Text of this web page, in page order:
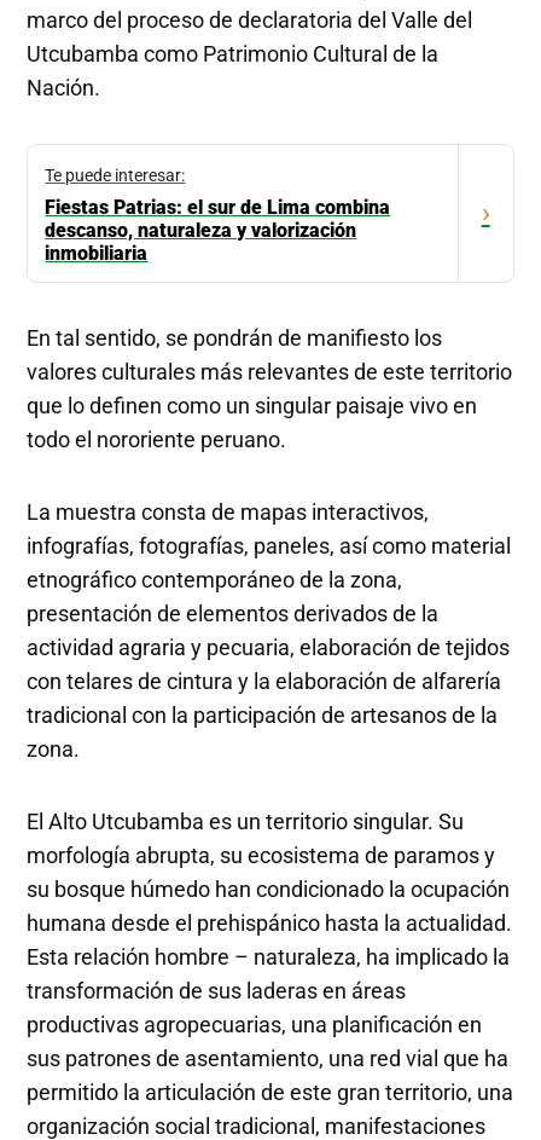
marco del proceso de declaratoria del Valle del
Utcubamba como Patrimonio Cultural de la
Nación.
Te puede interesar:
Fiestas Patrias: el sur de Lima combina
descanso, naturaleza y valorización
inmobiliaria
›
En tal sentido, se pondrán de manifiesto los
valores culturales más relevantes de este territorio
que lo definen como un singular paisaje vivo en
todo el nororiente peruano.
La muestra consta de mapas interactivos,
infografías, fotografías, paneles, así como material
etnográfico contemporáneo de la zona,
presentación de elementos derivados de la
actividad agraria y pecuaria, elaboración de tejidos
con telares de cintura y la elaboración de alfarería
tradicional con la participación de artesanos de la
zona.
El Alto Utcubamba es un territorio singular. Su
morfología abrupta, su ecosistema de paramos y
su bosque húmedo han condicionado la ocupación
humana desde el prehispánico hasta la actualidad.
Esta relación hombre – naturaleza, ha implicado la
transformación de sus laderas en áreas
productivas agropecuarias, una planificación en
sus patrones de asentamiento, una red vial que ha
permitido la articulación de este gran territorio, una
organización social tradicional, manifestaciones